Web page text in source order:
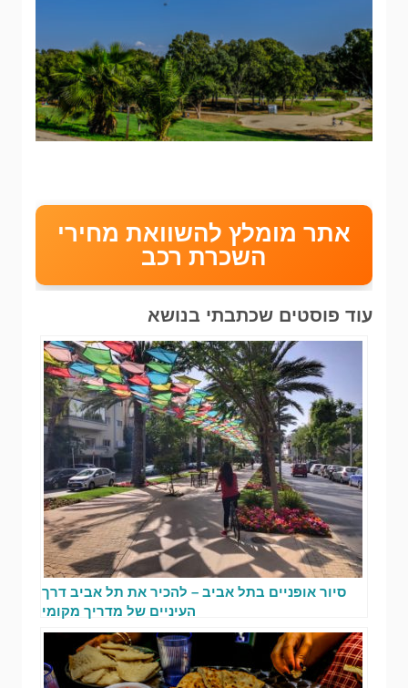
אתר מומלץ להשוואת מחירי
השכרת רכב
עוד פוסטים שכתבתי בנושא
סיור אופניים בתל אביב – להכיר את תל אביב דרך
העיניים של מדריך מקומי